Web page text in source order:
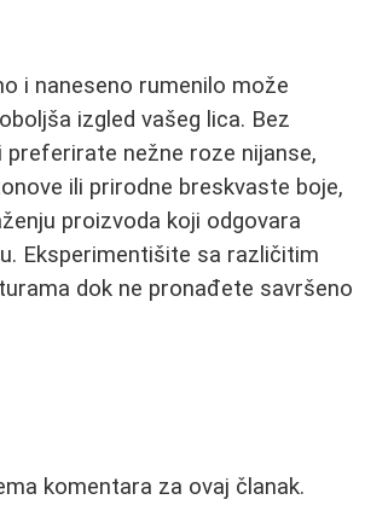
i naneseno rumenilo može
izgled vašeg lica. Bez
preferirate nežne roze nijanse,
ili prirodne breskvaste boje,
proizvoda koji odgovara
Eksperimentišite sa različitim
dok ne pronađete savršeno
komentara za ovaj članak.